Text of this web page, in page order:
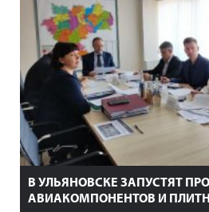
В УЛЬЯНОВСКЕ ЗАПУСТЯТ
АВИАКОМПОНЕНТОВ И